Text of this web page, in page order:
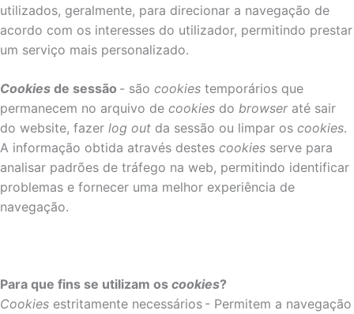
utilizados, geralmente, para direcionar a navegação de
acordo com os interesses do utilizador, permitindo prestar
um serviço mais personalizado.
Cookies de sessão - são cookies temporários que
permanecem no arquivo de cookies do browseraté sair
do website, fazer log out da sessão ou limpar os cookies.
A informação obtida através destes cookies serve para
analisar padrões de tráfego na web, permitindo identificar
problemas e fornecer uma melhor experiência de
navegação.
Para que fins se utilizam os cookies?
Cookies estritamente necessários - Permitem a navegação